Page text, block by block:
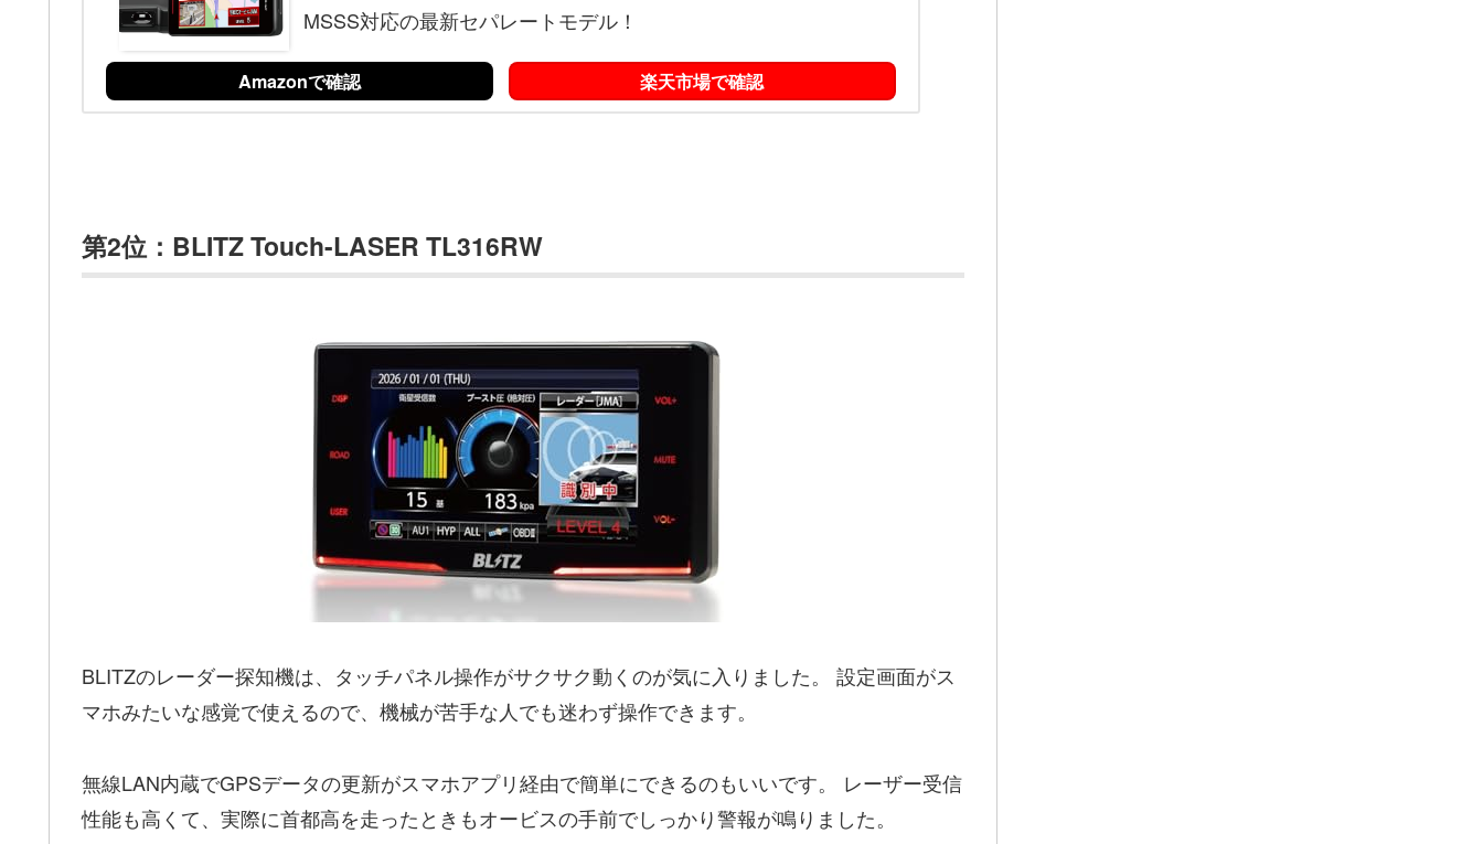
MSSS対応の最新セパレートモデル！
Amazonで確認 楽天市場で確認
第2位：BLITZ Touch-LASER TL316RW
BLITZのレーダー探知機は、タッチパネル操作がサクサク動くのが気に入りました。 設定画面がス
マホみたいな感覚で使えるので、機械が苦手な人でも迷わず操作できます。
無線LAN内蔵でGPSデータの更新がスマホアプリ経由で簡単にできるのもいいです。 レーザー受信
性能も高くて、実際に首都高を走ったときもオービスの手前でしっかり警報が鳴りました。